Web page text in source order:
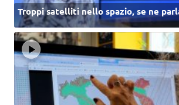
Troppi satelliti nello spazio, se ne